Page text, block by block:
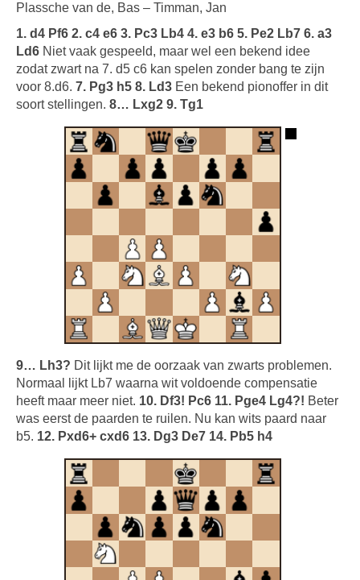
Plassche van de, Bas – Timman, Jan
1. d4 Pf6 2. c4 e6 3. Pc3 Lb4 4. e3 b6 5. Pe2 Lb7 6. a3
Ld6 Niet vaak gespeeld, maar wel een bekend idee
zodat zwart na 7. d5 c6 kan spelen zonder bang te zijn
voor 8.d6. 7. Pg3 h5 8. Ld3 Een bekend pionoffer in dit
soort stellingen. 8… Lxg2 9. Tg1
9… Lh3? Dit lijkt me de oorzaak van zwarts problemen.
Normaal lijkt Lb7 waarna wit voldoende compensatie
heeft maar meer niet. 10. Df3! Pc6 11. Pge4 Lg4?! Beter
was eerst de paarden te ruilen. Nu kan wits paard naar
b5. 12. Pxd6+ cxd6 13. Dg3 De7 14. Pb5 h4